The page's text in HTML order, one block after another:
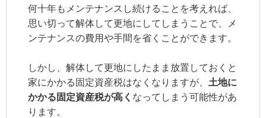
何十年もメンテナンスし続けることを考えれば、
思い切って解体して更地にしてしまうことで、メ
ンテナンスの費用や手間を省くことができます。
しかし、解体して更地にしたまま放置しておくと
家にかかる固定資産税はなくなりますが、 土地に
かかる固定資産税が高く なってしまう可能性があ
ります。